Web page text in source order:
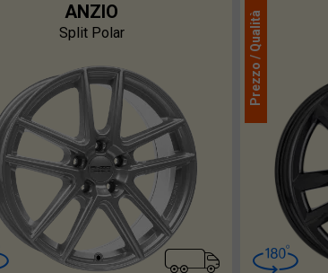
ANZIO
Split Polar
Prezzo /
Qualità